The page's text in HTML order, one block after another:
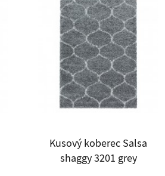
Kusový koberec Salsa
shaggy 3201 grey